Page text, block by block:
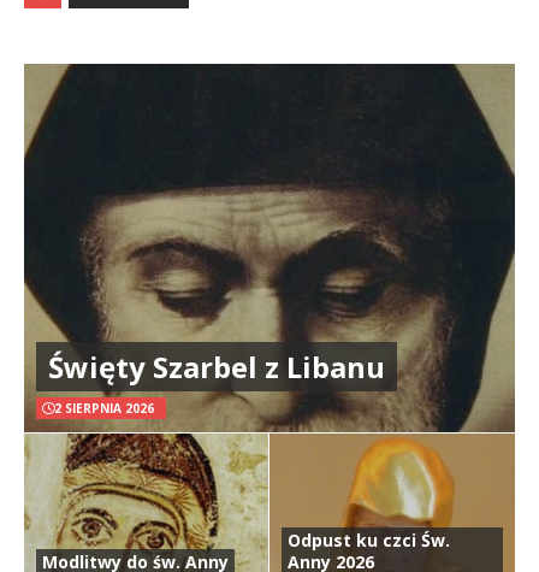
Święty Szarbel z Libanu
2 SIERPNIA 2026
Modlitwy do św. Anny
Odpust ku czci Św.
Anny 2026